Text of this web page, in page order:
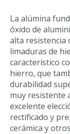
La alúmina
óxido de
alta resistencia
limaduras de
característico
hierro, que
durabilidad
muy resistente
excelente
rectificado y
cerámica y